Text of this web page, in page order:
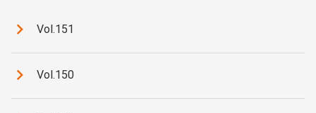
Vol.151
Vol.150